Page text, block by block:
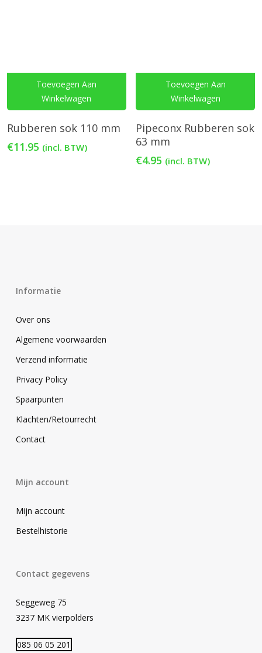
Toevoegen Aan
Winkelwagen
Rubberen sok 110 mm
€11.95 (incl. BTW)
Toevoegen Aan
Winkelwagen
Pipeconx Rubberen sok
63 mm
€4.95 (incl. BTW)
Informatie
Over ons
Algemene voorwaarden
Verzend informatie
Privacy Policy
Spaarpunten
Klachten/Retourrecht
Contact
Mijn account
Mijn account
Bestelhistorie
Contact gegevens
Seggeweg 75
3237 MK vierpolders
085 06 05 201